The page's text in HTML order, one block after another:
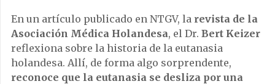
En un artículo publicado en NTGV, la revista de la
Asociación Médica Holandesa, el Dr. Bert Keizer
reflexiona sobre la historia de la eutanasia
holandesa. Allí, de forma algo sorprendente,
reconoce que la eutanasia se desliza por una